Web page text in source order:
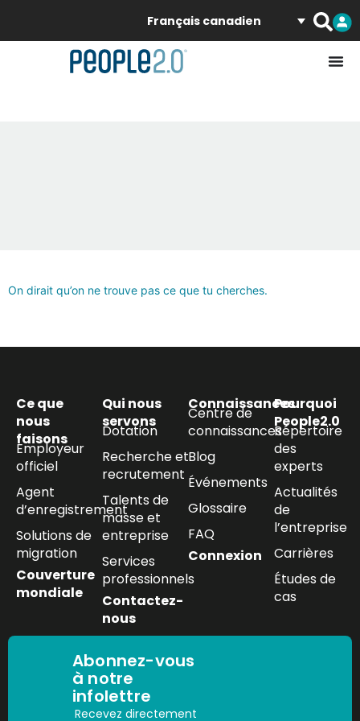
Français canadien
On dirait qu’on ne trouve pas ce que tu cherches.
Ce que
nous
faisons
Employeur
officiel
Agent
d’enregistrement
Solutions de
migration
Couverture
mondiale
Qui nous
servons
Dotation
Recherche et
recrutement
Talents de
masse et
entreprise
Services
professionnels
Contactez-
nous
Connaissances
Centre de
connaissances
Blog
Événements
Glossaire
FAQ
Connexion
Pourquoi
People2.0
Répertoire
des
experts
Actualités
de
l’entreprise
Carrières
Études de
cas
Abonnez-vous
à notre
infolettre
Recevez directement